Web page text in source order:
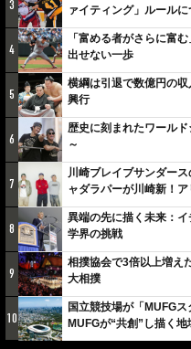
3
ァイティング」ルールに
4
「富める者がさらに富
出せない一歩
5
横綱は引退で数億円の
興行
6
歴史に刻まれたワール
～
7
川崎ブレイブサンダー
ャダラパーが川崎新！
しみでしかないでしょ
8
異端の先に描く未来：
学界の挑戦
9
相撲協会で3倍以上増え
大相撲
10
国立競技場が「MUFG
MUFGが“共創”し描く